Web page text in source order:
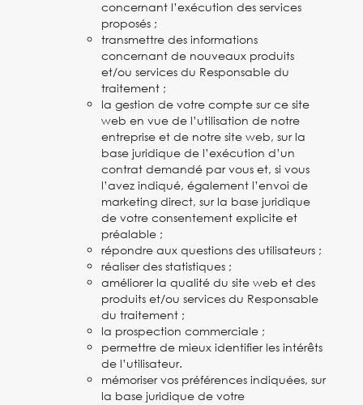
concernant l’exécution des services
proposés ;
transmettre des informations
concernant de nouveaux produits
et/ou services du Responsable du
traitement ;
la gestion de votre compte sur ce site
web en vue de l’utilisation de notre
entreprise et de notre site web, sur la
base juridique de l’exécution d’un
contrat demandé par vous et, si vous
l’avez indiqué, également l’envoi de
marketing direct, sur la base juridique
de votre consentement explicite et
préalable ;
répondre aux questions des utilisateurs ;
réaliser des statistiques ;
améliorer la qualité du site web et des
produits et/ou services du Responsable
du traitement ;
la prospection commerciale ;
permettre de mieux identifier les intérêts
de l’utilisateur.
mémoriser vos préférences indiquées, sur
la base juridique de votre